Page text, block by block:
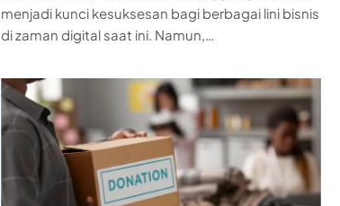
menjadi kunci kesuksesan bagi berbagai lini bisnis
di zaman digital saat ini. Namun,…